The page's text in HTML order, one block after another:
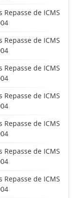
de ICMS
de ICMS
de ICMS
de ICMS
de ICMS
de ICMS
de ICMS